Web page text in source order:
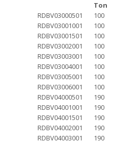
Ton
RDBV03000501
100
RDBV03001001
100
RDBV03001501
100
RDBV03002001
100
RDBV03003001
100
RDBV03004001
100
RDBV03005001
100
RDBV03006001
100
RDBV04000501
190
RDBV04001001
190
RDBV04001501
190
RDBV04002001
190
RDBV04003001
190